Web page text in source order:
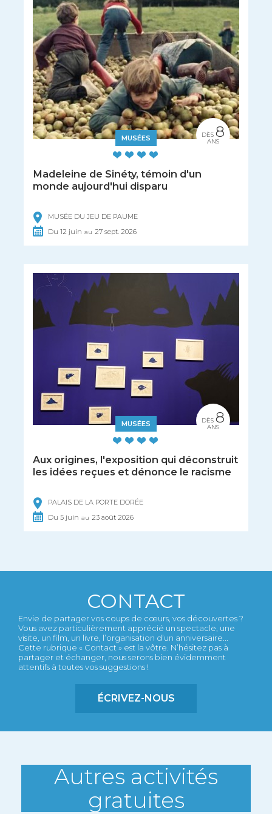
MUSÉES
Madeleine de Sinéty, témoin d'un
monde aujourd'hui disparu
MUSÉE DU JEU DE PAUME
Du12 juin au 27sept. 2026
DÈS 8
ANS
MUSÉES
Aux origines, l'exposition qui déconstruit
les idées reçues et dénonce le racisme
PALAIS DE LA PORTE DORÉE
Du5 juin au 23août 2026
DÈS 8
ANS
CONTACT
Envie de partager vos coups de cœurs, vos découvertes ?
Vous avez particulièrement apprécié un spectacle, une
visite, un film, un livre, l’organisation d’un anniversaire...
Cette rubrique « Contact » est la vôtre. N’hésitez pas à
partager et échanger, nous serons bien évidemment
attentifs à toutes vos suggestions !
ÉCRIVEZ-NOUS
Autres activités
gratuites